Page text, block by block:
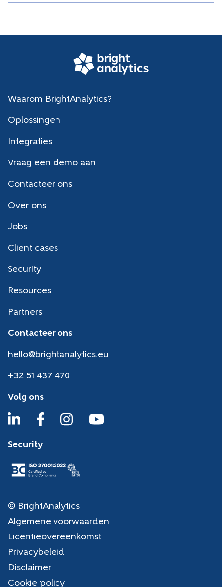
Waarom BrightAnalytics?
Oplossingen
Integraties
Vraag een demo aan
Contacteer ons
Over ons
Jobs
Client cases
Security
Resources
Partners
Contacteer ons
hello@brightanalytics.eu
+32 51 437 470
Volg ons
Security
© BrightAnalytics
Algemene voorwaarden
Licentieovereenkomst
Privacybeleid
Disclaimer
Cookie policy